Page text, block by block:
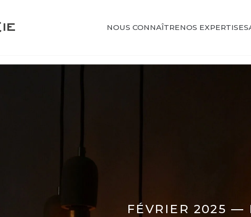
NOUS CONNAÎTRENOS EXPERTISES
FÉVRIER 2025 —